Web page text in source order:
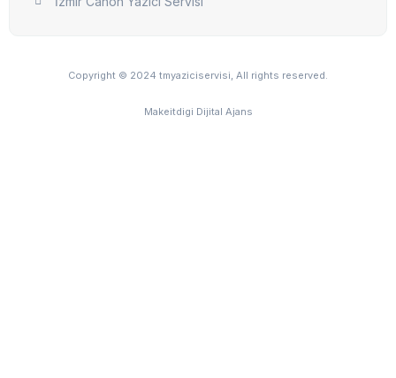
Copyright © 2024 tmyaziciservisi, All rights reserved.
Makeitdigi Dijital Ajans